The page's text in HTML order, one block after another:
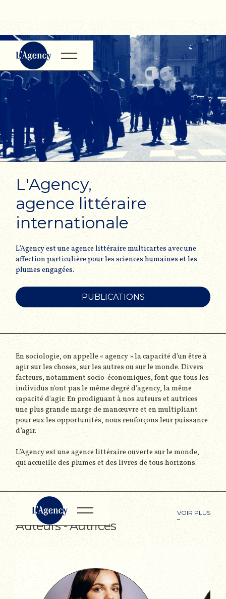
L'Agency,
agence littéraire
internationale
L’Agency est une agence littéraire multicartes avec une
affection particulière pour les sciences humaines et les
plumes engagées.
PUBLICATIONS
En sociologie, on appelle « agency » la capacité d’un être à
agir sur les choses, sur les autres ou sur le monde. Divers
facteurs, notamment socio-économiques, font que tous les
individus n'ont pas le même degré d'agency, la même
capacité d'agir. En prodiguant à nos auteurs et autrices
une plus grande marge de manœuvre et en multipliant
pour eux les opportunités, nous renforçons leur puissance
d’agir.
L’Agency est une agence littéraire ouverte sur le monde,
qui accueille des plumes et des livres de tous horizons.
Auteurs - Autrices
VOIR PLUS